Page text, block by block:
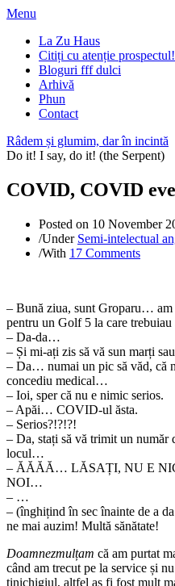
Menu
La Zu Haus
Citiți cu atenție prospectul!
Bloguri fff dulci
Arhivă
Phun
Contact
Râdem și glumim, dar în incintă
Do it! I say, do it! (the Serpent)
COVID, COVID
Posted on 10 November
/Under Semi-intelectual
/With 17 Comments
– Bună ziua, sunt Groparu… am
pentru un Golf 5 la care
– Da-da…
– Și mi-ați zis să vă sun marți
– Da… numai un pic să văd, că
concediu medical…
– Ioi, sper că nu e nimic serios.
– Apăi… COVID-ul ăsta.
– Serios?!?!?!
– Da, stați să vă trimit un număr
locul…
– ĂĂĂĂ… LĂSAȚI, NU E
NOI…
– …
– (înghițind în sec înainte de a
ne mai auzim! Multă sănătate!
Doamnezmulțam că am purtat
când am trecut pe la service și
tinichigiul, altfel aș fi fost mult